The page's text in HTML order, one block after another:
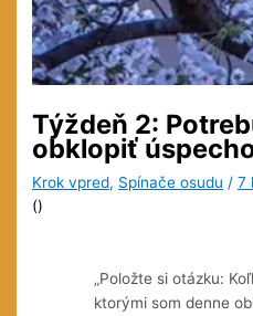
Týždeň 2:
obklopiť
Krok vpred, Spínače osudu /7
()
„Položte si otázku:
ktorými som denne